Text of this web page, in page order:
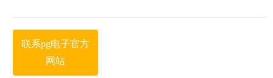
联系pg电子官方
网站